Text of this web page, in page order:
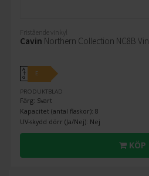
Fristående vinkyl
Cavin Northern Collection NC8B
A
↑
G
E
PRODUKTBLAD
Färg: Svart
Kapacitet (antal flaskor): 8
UV-skydd dörr (Ja/Nej): Nej
KÖP